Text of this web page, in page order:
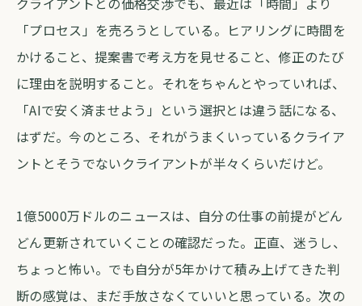
「プロセス」を売ろうとしている。ヒアリングに時間を
かけること、提案書で考え方を見せること、修正のたび
に理由を説明すること。それをちゃんとやっていれば、
「AIで安く済ませよう」という選択とは違う話になる、
はずだ。今のところ、それがうまくいっているクライア
ントとそうでないクライアントが半々くらいだけど。
1億5000万ドルのニュースは、自分の仕事の前提がどん
どん更新されていくことの確認だった。正直、迷うし、
ちょっと怖い。でも自分が5年かけて積み上げてきた判
断の感覚は、まだ手放さなくていいと思っている。次の